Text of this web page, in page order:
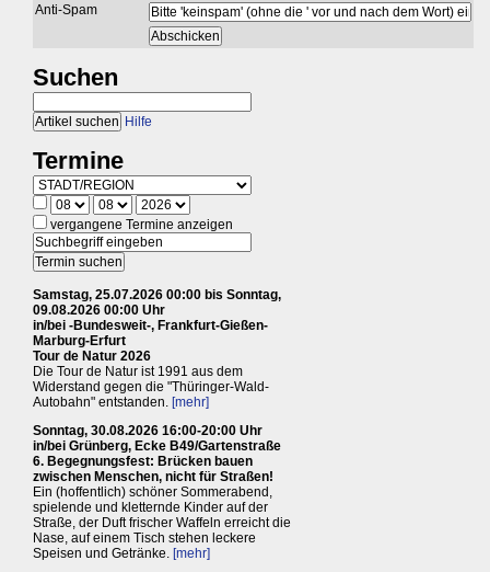
Anti-Spam
Suchen
Hilfe
Termine
vergangene Termine anzeigen
Samstag, 25.07.2026 00:00 bis Sonntag,
09.08.2026 00:00 Uhr
in/bei -Bundesweit-, Frankfurt-Gießen-
Marburg-Erfurt
Tour de Natur 2026
Die Tour de Natur ist 1991 aus dem
Widerstand gegen die "Thüringer-Wald-
Autobahn" entstanden. [mehr]
Sonntag, 30.08.2026 16:00-20:00 Uhr
in/bei Grünberg, Ecke B49/Gartenstraße
6. Begegnungsfest: Brücken bauen
zwischen Menschen, nicht für Straßen!
Ein (hoffentlich) schöner Sommerabend,
spielende und kletternde Kinder auf der
Straße, der Duft frischer Waffeln erreicht die
Nase, auf einem Tisch stehen leckere
Speisen und Getränke. [mehr]